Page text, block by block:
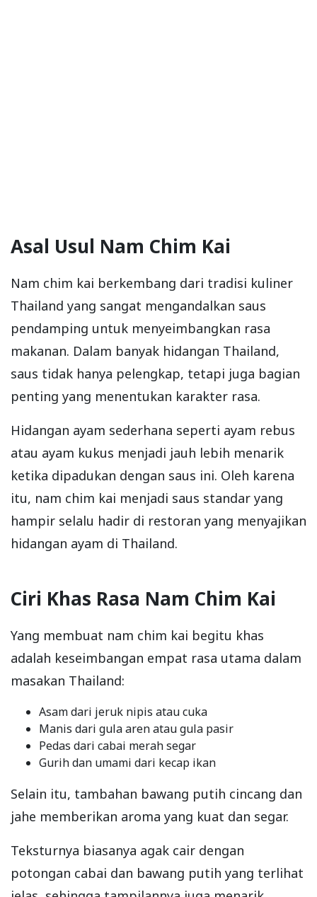
Asal Usul Nam Chim Kai
Nam chim kai berkembang dari tradisi kuliner
Thailand yang sangat mengandalkan saus
pendamping untuk menyeimbangkan rasa
makanan. Dalam banyak hidangan Thailand,
saus tidak hanya pelengkap, tetapi juga bagian
penting yang menentukan karakter rasa.
Hidangan ayam sederhana seperti ayam rebus
atau ayam kukus menjadi jauh lebih menarik
ketika dipadukan dengan saus ini. Oleh karena
itu, nam chim kai menjadi saus standar yang
hampir selalu hadir di restoran yang menyajikan
hidangan ayam di Thailand.
Ciri Khas Rasa Nam Chim Kai
Yang membuat nam chim kai begitu khas
adalah keseimbangan empat rasa utama dalam
masakan Thailand:
Asam dari jeruk nipis atau cuka
Manis dari gula aren atau gula pasir
Pedas dari cabai merah segar
Gurih dan umami dari kecap ikan
Selain itu, tambahan bawang putih cincang dan
jahe memberikan aroma yang kuat dan segar.
Teksturnya biasanya agak cair dengan
potongan cabai dan bawang putih yang terlihat